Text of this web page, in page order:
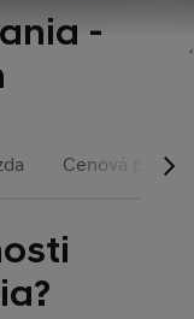
-
Cenová ponuka